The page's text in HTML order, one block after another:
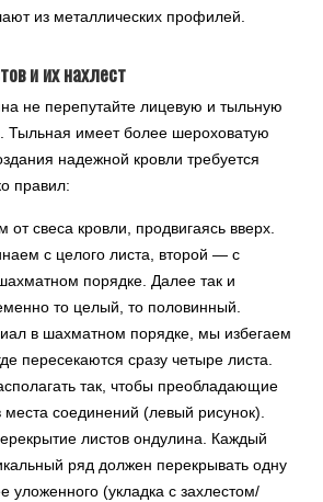
из металлических профилей.
и их нахлест
не перепутайте лицевую и тыльную
Тыльная имеет более шероховатую
надежной кровли требуется
правил:
от свеса кровли, продвигаясь вверх.
с целого листа, второй — с
порядке. Далее так и
то целый, то половинный.
в шахматном порядке, мы избегаем
пересекаются сразу четыре листа.
так, чтобы преобладающие
места соединений (левый рисунок).
листов ондулина. Каждый
ряд должен перекрывать одну
уложенного (укладка с захлестом/